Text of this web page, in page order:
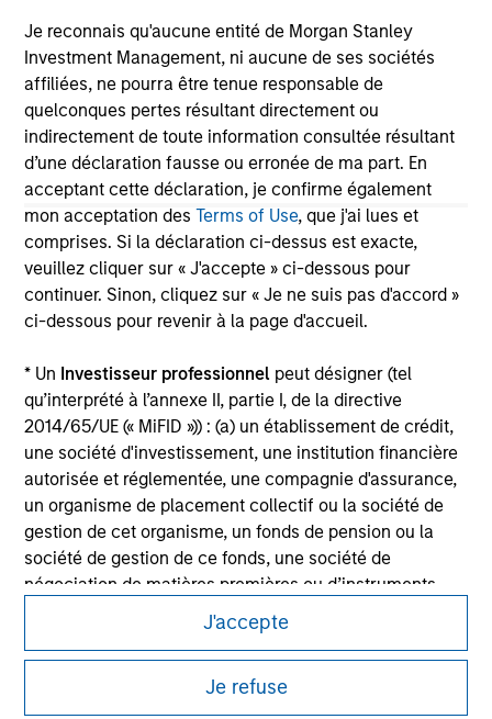
Je reconnais qu'aucune entité de Morgan Stanley
Investment Management, ni aucune de ses sociétés
affiliées, ne pourra être tenue responsable de
quelconques pertes résultant directement ou
indirectement de toute information consultée résultant
d’une déclaration fausse ou erronée de ma part. En
acceptant cette déclaration, je confirme également
mon acceptation desTerms of Use, que j'ai lues et
comprises. Si la déclaration ci-dessus est exacte,
veuillez cliquer sur « J'accepte » ci-dessous pour
continuer. Sinon, cliquez sur « Je ne suis pas d'accord »
ci-dessous pour revenir à la page d'accueil.
* Un Investisseur professionnel peut désigner (tel
qu’interprété à l’annexe II, partie I, de la directive
2014/65/UE (« MiFID »)) : (a) un établissement de crédit,
une société d'investissement, une institution financière
autorisée et réglementée, une compagnie d'assurance,
un organisme de placement collectif ou la société de
gestion de cet organisme, un fonds de pension ou la
société de gestion de ce fonds, une société de
négociation de matières premières ou d’instruments
dérivés sur matières premières ou un autre investisseur
institutionnel, qui devra être agréé(e) ou réglementé(e)
pour opérer sur les marchés financiers ; (b) une grande
entité remplissant au moins deux des critères de taille
J'accepte
Je refuse
The information on this page is for informational
purposes only. The information contained herein does
not constitute and should not be construed as an
offering of advisory services or an offer to sell or a
solicitation of an offer to buy any securities in any
jurisdiction in which such offer or solicitation,
purchase or sale would be unlawful under the
securities, insurance or other laws of such jurisdiction.
All investing involves risks, including a loss of principal.
Please refer to the strategy detail page for important
information on the strategy, including additional risk
considerations.
Morgan Stanley
Morgan Stanley Careers